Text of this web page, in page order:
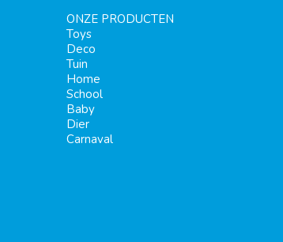
ONZE PRODUCTEN
Toys
Deco
Tuin
Home
School
Baby
Dier
Carnaval